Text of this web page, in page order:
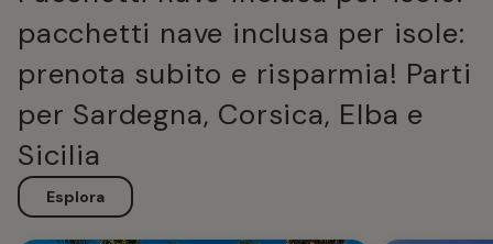
pacchetti nave inclusa per isole:
prenota subito e risparmia! Parti
per Sardegna, Corsica, Elba e
Sicilia
Esplora